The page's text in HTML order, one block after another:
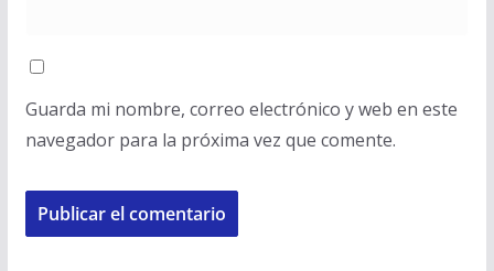
Guarda mi nombre, correo electrónico y web en este
navegador para la próxima vez que comente.